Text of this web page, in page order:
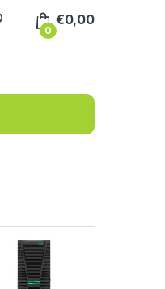
0
€0,00